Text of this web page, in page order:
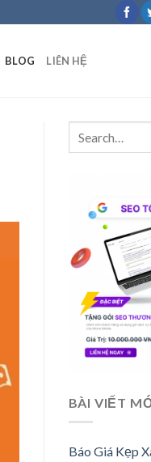
BLOG LIÊN HỆ
BÀI VIẾT
Báo Giá Kẹp